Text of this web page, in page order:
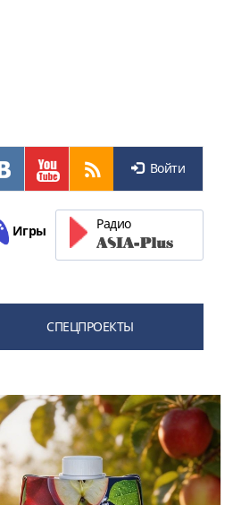
Войти
Игры Радио
СПЕЦПРОЕКТЫ